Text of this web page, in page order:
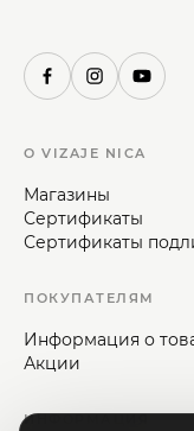
О VIZAJE NICA
Магазины
Сертификаты
Сертификаты
ПОКУПАТЕЛЯМ
Информация о
Акции
ИНФОРМАЦИЯ